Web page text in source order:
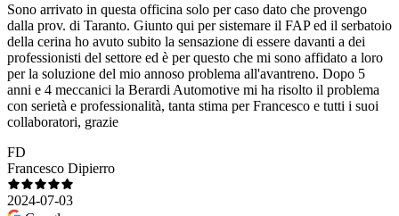
Sono arrivato in questa officina solo per caso dato che provengo
dalla prov. di Taranto. Giunto qui per sistemare il FAP ed il serbatoio
della cerina ho avuto subito la sensazione di essere davanti a dei
professionisti del settore ed è per questo che mi sono affidato a loro
per la soluzione del mio annoso problema all'avantreno. Dopo 5
anni e 4 meccanici la Berardi Automotive mi ha risolto il problema
con serietà e professionalità, tanta stima per Francesco e tutti i suoi
collaboratori, grazie
FD
Francesco Dipierro
2024-07-03